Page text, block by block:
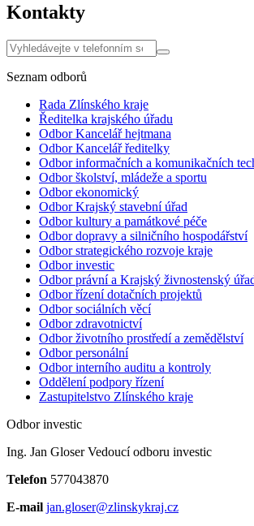
Kontakty
Seznam odborů
Rada Zlínského kraje
Ředitelka krajského úřadu
Odbor Kancelář hejtmana
Odbor Kancelář ředitelky
Odbor informačních a komunikačních
Odbor školství, mládeže a sportu
Odbor ekonomický
Odbor Krajský stavební úřad
Odbor kultury a památkové péče
Odbor dopravy a silničního hospodářství
Odbor strategického rozvoje kraje
Odbor investic
Odbor právní a Krajský živnostenský
Odbor řízení dotačních projektů
Odbor sociálních věcí
Odbor zdravotnictví
Odbor životního prostředí a zemědělství
Odbor personální
Odbor interního auditu a kontroly
Oddělení podpory řízení
Zastupitelstvo Zlínského kraje
Odbor investic
Ing. Jan GloserVedoucí odboru investic
Telefon 577043870
E-mail jan.gloser@zlinskykraj.cz